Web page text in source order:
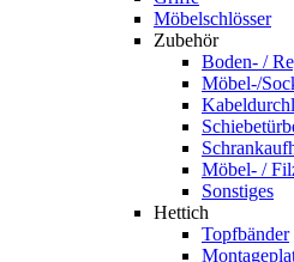
Möbelschlösser
Zubehör
Boden- /
Möbel-/
Möbel- /
Sonstiges
Hettich
Topfbänder